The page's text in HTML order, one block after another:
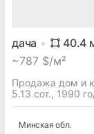
дача 40.4
~787 $/м²
Продажа дом и
5.13 сот., 1990
Минская обл.